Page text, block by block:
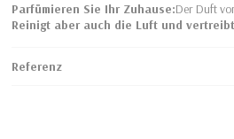
Parfümieren Sie Ihr Zuhause:Der Duft
Reinigt aber auch die Luft und
Referenz